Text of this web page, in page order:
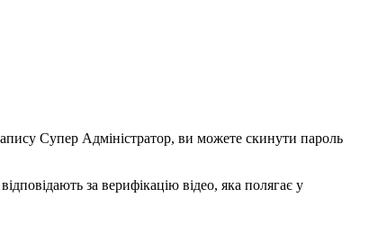
Супер Адміністратор, ви можете скинути пароль
за верифікацію відео, яка полягає у